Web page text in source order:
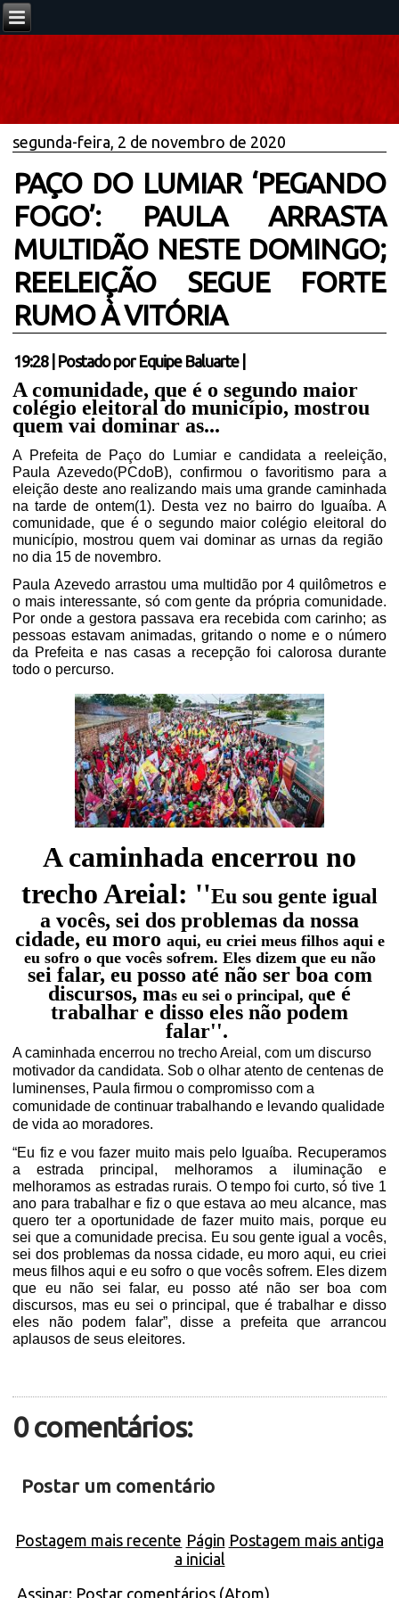
segunda-feira, 2 de novembro de 2020
PAÇO DO LUMIAR ‘PEGANDO
FOGO’: PAULA ARRASTA
MULTIDÃO NESTE DOMINGO;
REELEIÇÃO SEGUE FORTE
RUMO À VITÓRIA
19:28| Postado por Equipe Baluarte
A comunidade, que é o segundo maior
colégio eleitoral do município, mostrou
quem vai dominar as...
A Prefeita de Paço do Lumiar e candidata a reeleição,
Paula Azevedo(PCdoB), confirmou o favoritismo para a
eleição deste ano realizando mais uma grande caminhada
na tarde de ontem(1). Desta vez no bairro do Iguaíba. A
comunidade, que é o segundo maior colégio eleitoral do
município, mostrou quem vai dominar as urnas da região
no dia 15 de novembro.
Paula Azevedo arrastou uma multidão por 4 quilômetros e
o mais interessante, só com gente da própria comunidade.
Por onde a gestora passava era recebida com carinho; as
pessoas estavam animadas, gritando o nome e o número
da Prefeita e nas casas a recepção foi calorosa durante
todo o percurso.
A caminhada encerrou no
trecho Areial: ''Eu sou gente igual
a vocês, sei dos problemas da nossa
cidade, eu moro aqui, eu criei meus filhos aqui e
eu sofro o que vocês sofrem. Eles dizem que eu não
sei falar, eu posso até não ser boa com
discursos, mas eu sei o principal, que é
trabalhar e disso eles não podem
falar''.
A caminhada encerrou no trecho Areial, com um discurso
motivador da candidata. Sob o olhar atento de centenas de
luminenses, Paula firmou o compromisso com a
comunidade de continuar trabalhando e levando qualidade
de vida ao moradores.
“Eu fiz e vou fazer muito mais pelo Iguaíba. Recuperamos
a estrada principal, melhoramos a iluminação e
melhoramos as estradas rurais. O tempo foi curto, só tive 1
ano para trabalhar e fiz o que estava ao meu alcance, mas
quero ter a oportunidade de fazer muito mais, porque eu
sei que a comunidade precisa. Eu sou gente igual a vocês,
sei dos problemas da nossa cidade, eu moro aqui, eu criei
meus filhos aqui e eu sofro o que vocês sofrem. Eles dizem
que eu não sei falar, eu posso até não ser boa com
discursos, mas eu sei o principal, que é trabalhar e disso
eles não podem falar”, disse a prefeita que arrancou
aplausos de seus eleitores.
0 comentários:
Postar um comentário
Postagem mais recente Postagem mais antiga
Págin
a inicial
Assinar: Postar comentários (Atom)